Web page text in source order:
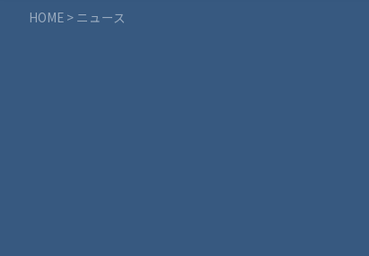
HOME > ニュース